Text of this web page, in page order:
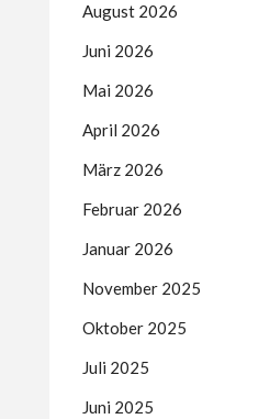
August 2026
Juni 2026
Mai 2026
April 2026
März 2026
Februar 2026
Januar 2026
November 2025
Oktober 2025
Juli 2025
Juni 2025